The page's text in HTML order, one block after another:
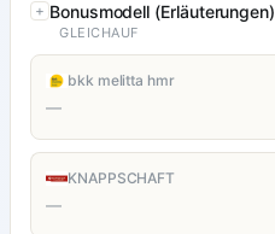
Bonusmodell (Erläuterungen)
GLEICHAUF
bkk melitta hmr
—
KNAPPSCHAFT
—